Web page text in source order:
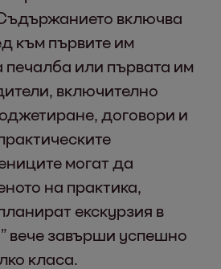
включва
към първите им
печалба или първата им
включително
договори и
могат да
на практика,
екскурзия в
вече завърши успешно
класа.